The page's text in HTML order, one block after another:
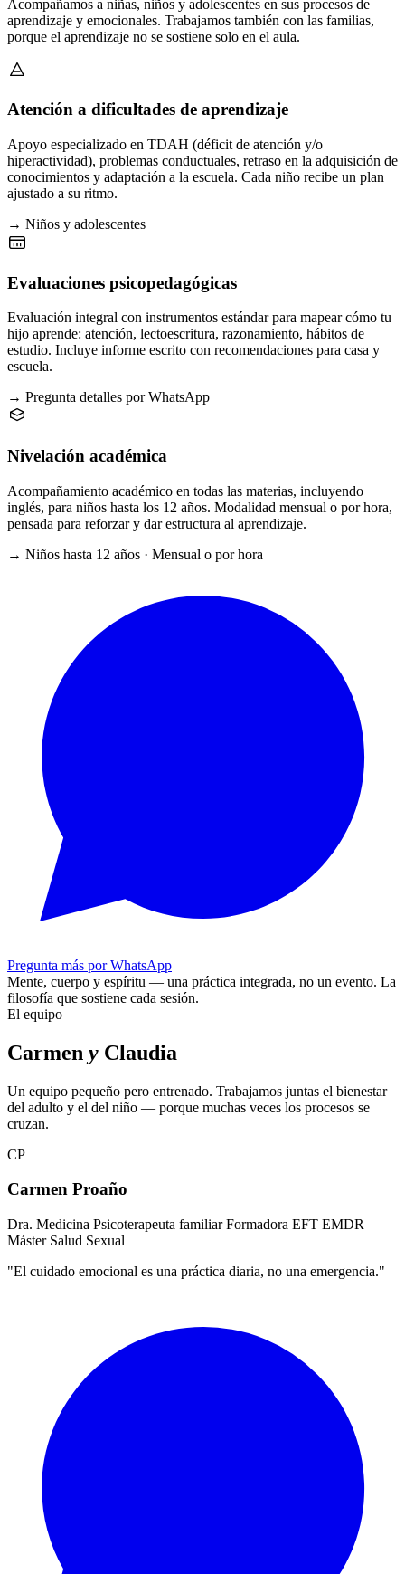
Acompañamos a niñas, niños y adolescentes en sus procesos de
aprendizaje y emocionales. Trabajamos también con las familias,
porque el aprendizaje no se sostiene solo en el aula.
Atención a dificultades de aprendizaje
Apoyo especializado en TDAH (déficit de atención y/o
hiperactividad), problemas conductuales, retraso en la adquisición de
conocimientos y adaptación a la escuela. Cada niño recibe un plan
ajustado a su ritmo.
→ Niños y adolescentes
Evaluaciones psicopedagógicas
Evaluación integral con instrumentos estándar para mapear cómo tu
hijo aprende: atención, lectoescritura, razonamiento, hábitos de
estudio. Incluye informe escrito con recomendaciones para casa y
escuela.
→ Pregunta detalles por WhatsApp
Nivelación académica
Acompañamiento académico en todas las materias, incluyendo
inglés, para niños hasta los 12 años. Modalidad mensual o por hora,
pensada para reforzar y dar estructura al aprendizaje.
→ Niños hasta 12 años · Mensual o por hora
Pregunta más por WhatsApp
Mente, cuerpo y espíritu — una práctica integrada, no un evento. La
filosofía que sostiene cada sesión.
El equipo
Carmen y Claudia
Un equipo pequeño pero entrenado. Trabajamos juntas el bienestar
del adulto y el del niño — porque muchas veces los procesos se
cruzan.
CP
Carmen Proaño
Dra. Medicina Psicoterapeuta familiar Formadora EFT EMDR
Máster Salud Sexual
"El cuidado emocional es una práctica diaria, no una emergencia."